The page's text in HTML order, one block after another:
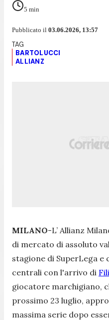
5 min
Pubblicato il 03.06.2026, 13:57
BARTOLUCCI
ALLIANZ
MILANO-L’ Allianz
di mercato di assoluto
stagione di SuperLega
centrali con l'arrivo di
giocatore marchigiano,
prossimo 23 luglio,
massima serie dopo